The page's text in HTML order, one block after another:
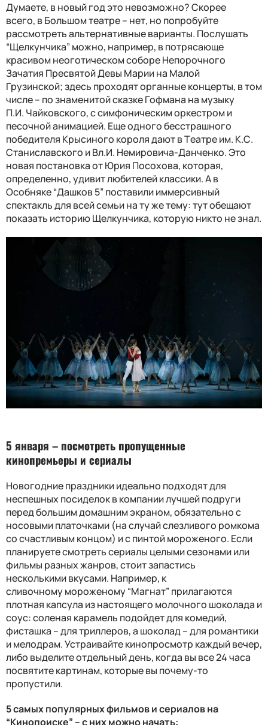
Думаете, в новый годэто невозможно?Скорее
всего, в Большом театре– нет, но попробуйте
рассмотреть альтернативные варианты. Послушать
“Щелкунчика” можно, например, в потрясающе
красивом неоготическом соборе Непорочного
Зачатия Пресвятой Девы Марии на Малой
Грузинской;здесь проходят органные концерты, в том
числе– познаменитойсказкеГофмана на музыку
П.И. Чайковского,с симфоническим оркестром и
песочной анимацией. Еще одного бесстрашного
победителя Крысиного короля дают вТеатреим. К.С.
Станиславского иВл.И. Немировича-Данченко. Это
новая постановка от Юрия Посохова, которая,
определенно,удивит любителей классики. А в
Особняке “Дашков 5” поставили иммерсивный
спектакль для всей семьи на ту же тему: тут обещают
показать историю Щелкунчика, которую никто не знал.
5 января – посмотреть пропущенные
кинопремьеры и сериалы
Новогодние праздники идеально подходят для
неспешных посиделокв компании лучшей подруги
передбольшим домашнимэкраном, обязательно с
носовыми платочками (на случай слезливого ромкома
со счастливым концом) ис пинтой мороженого. Если
планируете смотреть сериалы целыми сезонами или
фильмы разных жанров, стоит запастись
несколькимивкусами. Например, к
сливочномумороженому “Магнат” прилагаются
плотная капсула из настоящего молочного шоколада и
соус: соленая карамель подойдетдля комедий,
фисташка –для триллеров, а шоколад–для романтики
и мелодрам.Устраивайте кинопросмотр каждый вечер,
либо выделите отдельный день, когда вы все 24 часа
посвятите картинам, которыевы почему-то
пропустили.
5 самых популярных фильмов и сериалов на
“Кинопоиске” –с них можно начать: